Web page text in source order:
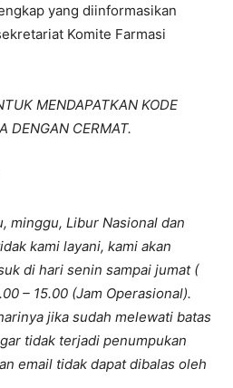
yang diinformasikan
Komite Farmasi
MENDAPATKAN KODE
DENGAN CERMAT.
minggu, Libur Nasional dan
kami layani, kami akan
di hari senin sampai jumat (
– 15.00 (Jam Operasional).
jika sudah melewati batas
tidak terjadi penumpukan
email tidak dapat dibalas oleh